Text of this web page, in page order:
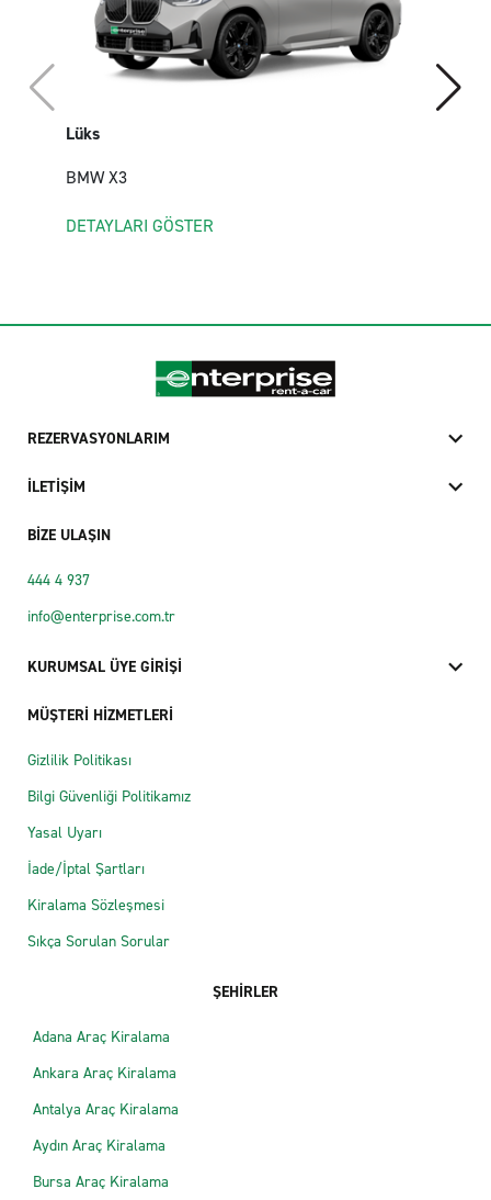
Lüks
BMW X3
DETAYLARI GÖSTER
REZERVASYONLARIM
İLETİŞİM
BİZE ULAŞIN
444 4 937
info@enterprise.com.tr
KURUMSAL ÜYE GİRİŞİ
MÜŞTERİ HİZMETLERİ
Gizlilik Politikası
Bilgi Güvenliği Politikamız
Yasal Uyarı
İade/İptal Şartları
Kiralama Sözleşmesi
Sıkça Sorulan Sorular
ŞEHİRLER
Adana Araç Kiralama
Ankara Araç Kiralama
Antalya Araç Kiralama
Aydın Araç Kiralama
Bursa Araç Kiralama